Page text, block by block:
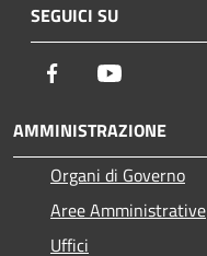
SEGUICI SU
Facebook
AMMINISTRAZIONE
Organi di Governo
Aree Amministrative
Uffici